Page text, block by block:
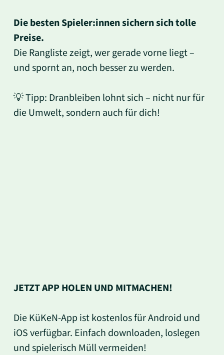
Die besten Spieler:innen sichern sich tolle
Preise.
Die Rangliste zeigt, wer gerade vorne liegt –
und spornt an, noch besser zu werden.
💡 Tipp: Dranbleiben lohnt sich – nicht nur für
die Umwelt, sondern auch für dich!
JETZT APP HOLEN UND MITMACHEN!
Die KüKeN-App ist kostenlos für Android und
iOS verfügbar. Einfach downloaden, loslegen
und spielerisch Müll vermeiden!